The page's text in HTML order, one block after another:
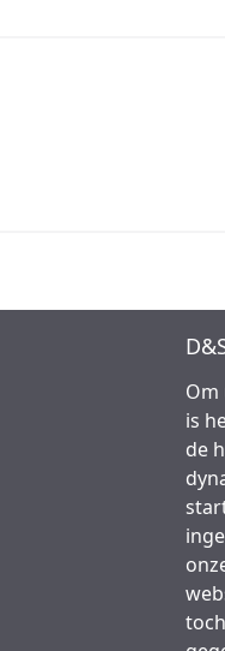
Om
is
de